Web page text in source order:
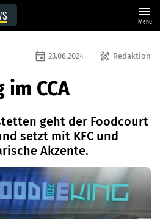
menu
Menü
draw Redaktion
event 23.08.2024
CCA
geht der Foodcourt
setzt mit KFC und
Akzente.